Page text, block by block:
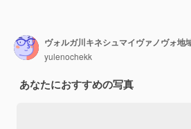
ヴォルガ川キネシュマイヴァノヴォ地
yulenochekk
あなたにおすすめの写真